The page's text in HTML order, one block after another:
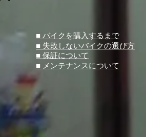
■ バイクを購入するまで
■ 失敗しないバイクの選び方
■ 保証について
■ メンテナンスについて